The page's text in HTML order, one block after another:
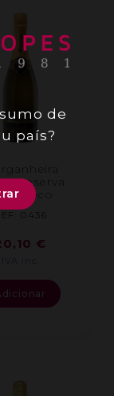
Reserva
Seco
0436
€
de
país?